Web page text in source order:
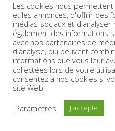
Les cookies nous
et les annonces, d'offrir des
médias sociaux et
également des informations
avec nos partenaires de
d'analyse, qui peuvent
informations que vous leur
collectées lors de votre
consentez à nos cookies si
site Web.
Paramètres
J'accepte